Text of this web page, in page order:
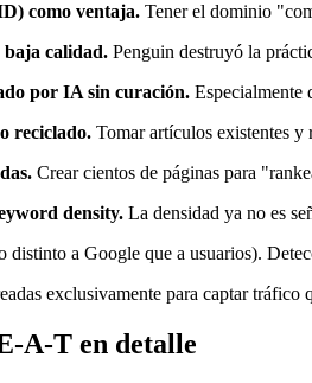
como ventaja. Tener el dominio
baja calidad. Penguin destruyó la
por IA sin curación. Especialmente
reciclado. Tomar artículos existentes y
Crear cientos de páginas para
density. La densidad ya no es
distinto a Google que a usuarios).
exclusivamente para captar
A-T en detalle